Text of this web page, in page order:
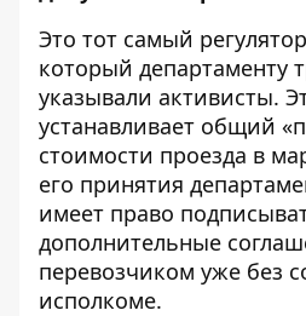
Это тот самый
который департаменту
указывали активисты.
устанавливает общий
стоимости проезда в
его принятия
имеет право
дополнительные
перевозчиком уже без
исполкоме.